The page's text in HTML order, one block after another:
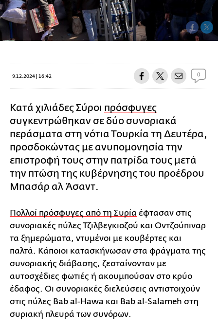
9.12.2024 | 16:42 0
Κατά χιλιάδες Σύροι πρόσφυγες
συγκεντρώθηκαν σε δύο συνοριακά
περάσματα στη νότια Τουρκία τη Δευτέρα,
προσδοκώντας με ανυπομονησία την
επιστροφή τους στην πατρίδα τους μετά
την πτώση της κυβέρνησης του προέδρου
Μπασάρ αλ Άσαντ.
Πολλοί πρόσφυγες από τη Συρία έφτασαν στις
συνοριακές πύλες Τζιλβεγκιοζού και Οντζούπιναρ
τα ξημερώματα, ντυμένοι με κουβέρτες και
παλτά. Κάποιοι κατασκήνωσαν στα φράγματα της
συνοριακής διάβασης, ζεσταίνονταν με
αυτοσχέδιες φωτιές ή ακουμπούσαν στο κρύο
έδαφος. Οι συνοριακές διελεύσεις αντιστοιχούν
στις πύλες Bab al-Hawa και Bab al-Salameh στη
συριακή πλευρά των συνόρων.